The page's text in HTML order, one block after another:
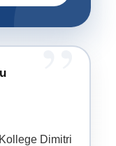
Dimitri